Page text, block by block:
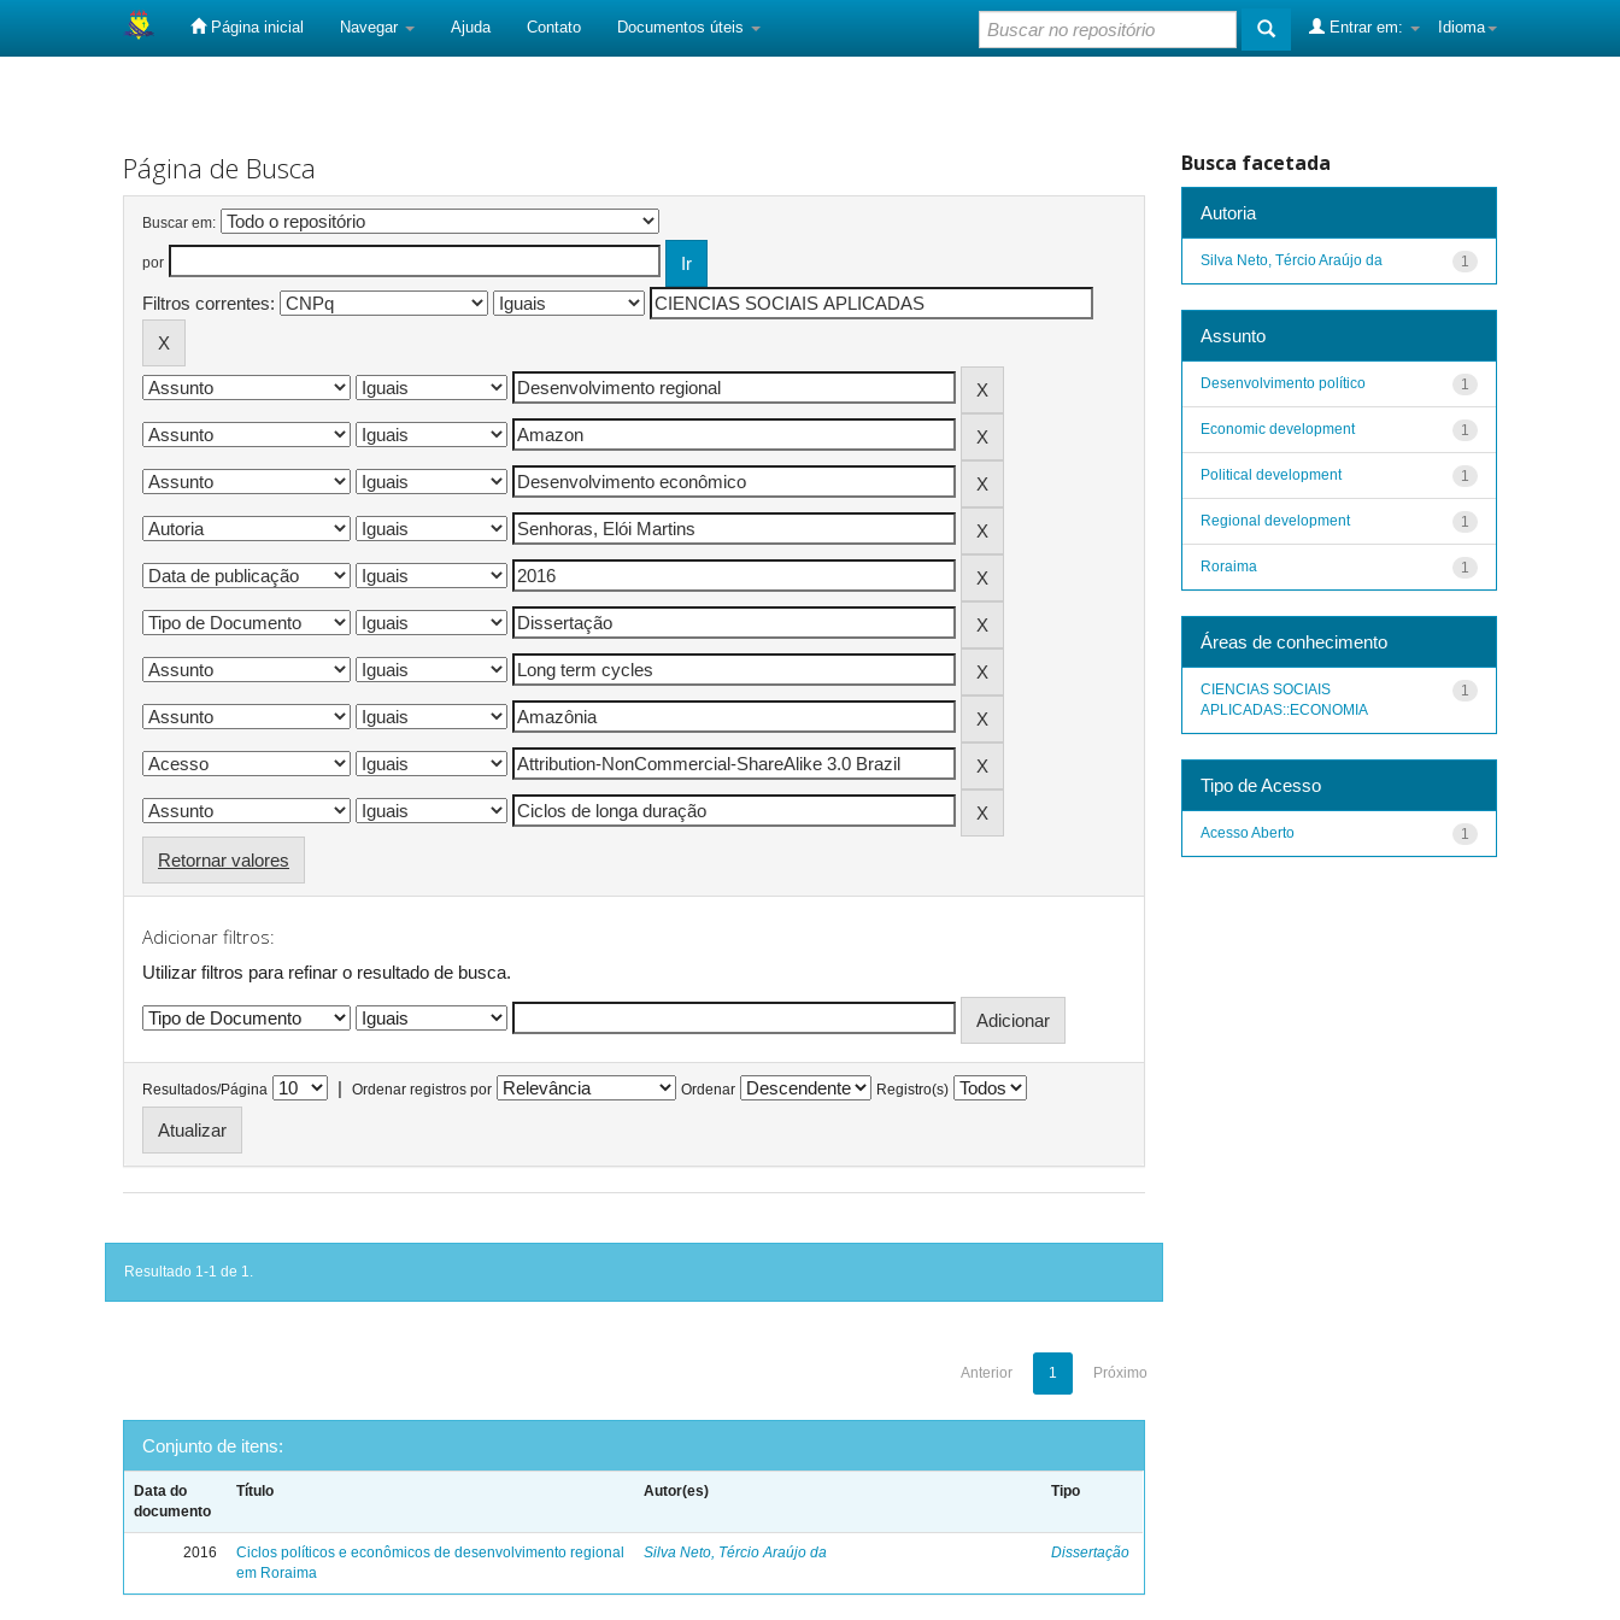
Página inicial Navegar Ajuda Contato Documentos úteis Idioma
Entrar em:
Página de Busca
Buscar em:
por
Filtros correntes:
Retornar valores
Adicionar filtros:
Utilizar filtros para refinar o resultado de busca.
Resultados/Página | Ordenar registros por Ordenar Registro(s)
Resultado 1-1 de 1.
Anterior 1 Próximo
Conjunto de itens:
Data do
documento
Título Autor(es) Tipo
2016
Ciclos políticos e econômicos de desenvolvimento regional
em Roraima
Silva Neto, Tércio Araújo da Dissertação
Busca facetada
Autoria
1
Silva Neto, Tércio Araújo da
Assunto
1
Desenvolvimento político
1
Economic development
1
Political development
1
Regional development
1
Roraima
Áreas de conhecimento
1
CIENCIAS SOCIAIS
APLICADAS::ECONOMIA
Tipo de Acesso
1
Acesso Aberto